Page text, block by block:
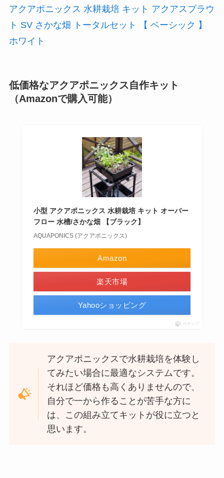
アクアポニックス 水耕栽培 キット アクアスプラウ
ト SV さかな畑 トータルセット 【 ベーシック 】
ホワイト
低価格なアクアポニックス自作キット
（Amazonで購入可能）
小型 アクアポニックス 水耕栽培 キット オーバー
フロー 水槽/さかな畑 【ブラック】
AQUAPONICS (アクアポニックス)
Amazon
楽天市場
Yahooショッピング
ポチップ
アクアポニックスで水耕栽培を体験し
てみたい場合に最適なシステムです。
それほど価格も高くありませんので、
自分で一から作ることが苦手な方に
は、この組み立てキットが役に立つと
思います。